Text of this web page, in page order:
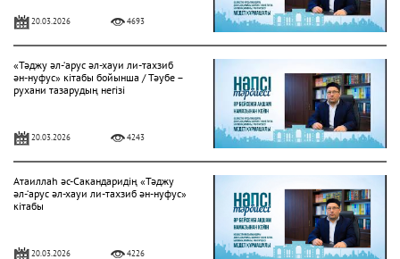
20.03.2026 4693
«Тәджу әл-‘арус әл-хауи ли-тахзиб
ән-нуфус» кітабы бойынша / Тәубе –
рухани тазарудың негізі
20.03.2026 4243
Атаиллаһ әс-Сакандаридің «Тәджу
әл-‘арус әл-хауи ли-тахзиб ән-нуфус»
кітабы
20.03.2026 4226